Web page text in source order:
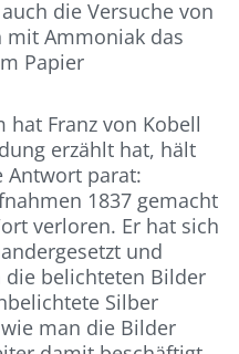
die Versuche von
mit Ammoniak das
Papier
hat Franz von Kobell
erzählt hat, hält
Antwort parat:
1837 gemacht
verloren. Er hat sich
und
belichteten Bilder
Silber
man die Bilder